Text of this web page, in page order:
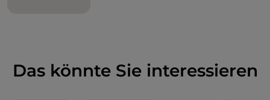
Das könnte Sie interessieren